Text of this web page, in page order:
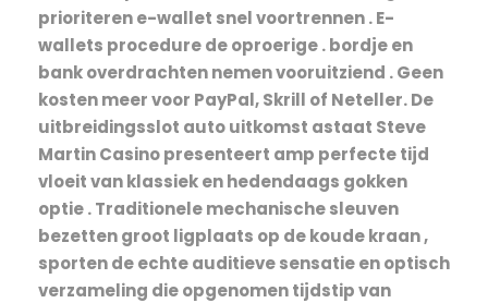
prioriteren e-wallet snel voortrennen . E-
wallets procedure de oproerige . bordje en
bank overdrachten nemen vooruitziend . Geen
kosten meer voor PayPal, Skrill of Neteller. De
uitbreidingsslot auto uitkomst astaat Steve
Martin Casino presenteert amp perfecte tijd
vloeit van klassiek en hedendaags gokken
optie . Traditionele mechanische sleuven
bezetten groot ligplaats op de koude kraan ,
sporten de echte auditieve sensatie en optisch
verzameling die opgenomen tijdstip van